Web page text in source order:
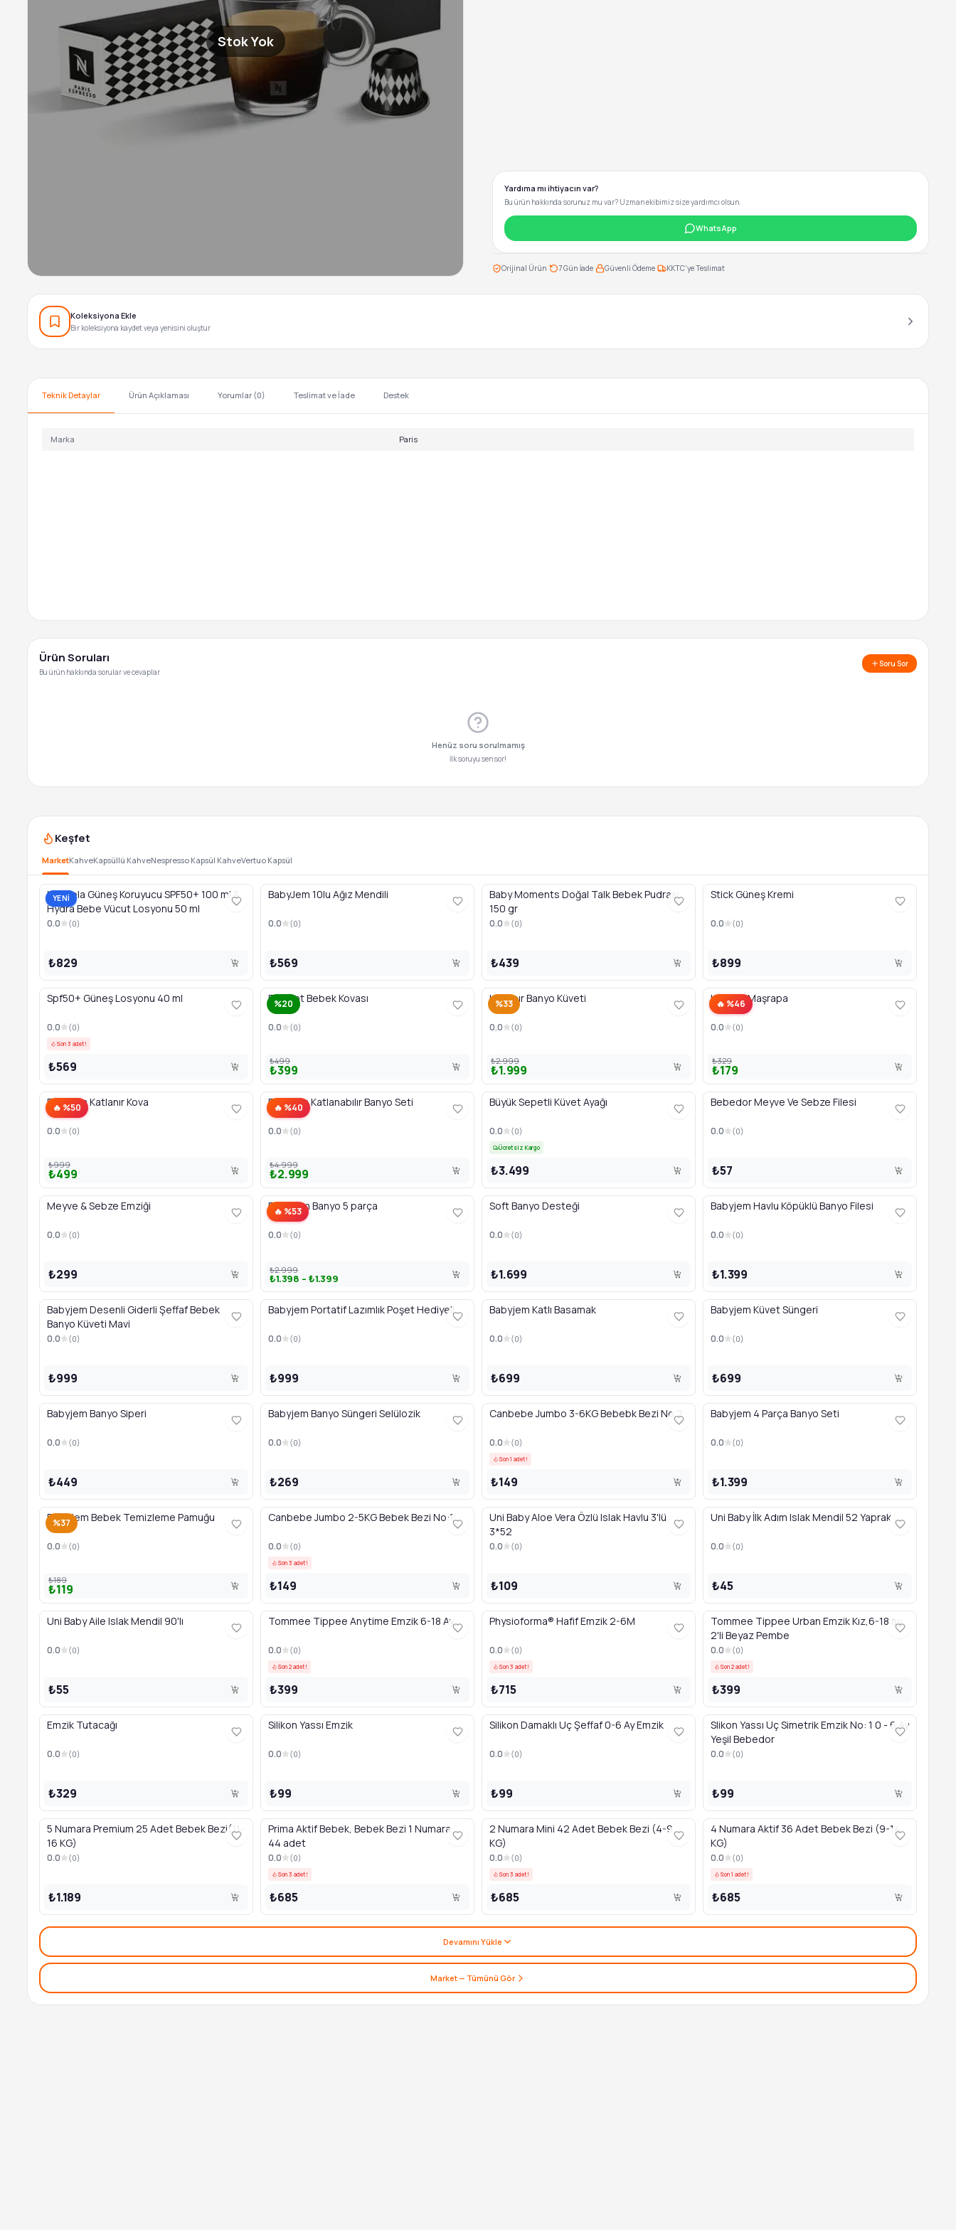
Stok Yok
Yardıma mı ihtiyacın var?
Bu ürün hakkında sorunuz mu var? Uzman ekibimiz size yardımcı olsun.
WhatsApp
Orijinal Ürün 7 Gün İade Güvenli Ödeme KKTC'ye Teslimat
Koleksiyona Ekle
Bir koleksiyona kaydet veya yenisini oluştur
Teknik Detaylar Ürün Açıklaması Yorumlar (0) Teslimat ve İade Destek
Marka Paris
Ürün Soruları
Bu ürün hakkında sorular ve cevaplar
Soru Sor
Henüz soru sorulmamış
İlk soruyu sen sor!
Keşfet
MarketKahveKapsüllü KahveNespresso Kapsül KahveVertuo Kapsül
YENİ
Mustela Güneş Koruyucu SPF50+ 100 ml &
Hydra Bebe Vücut Losyonu 50 ml
0.0 (0)
₺829
BabyJem 10lu Ağız Mendili
0.0 (0)
₺569
Baby Moments Doğal Talk Bebek Pudrası
150 gr
0.0 (0)
₺439
Stick Güneş Kremi
0.0 (0)
₺899
Spf50+ Güneş Losyonu 40 ml
0.0 (0)
Son 3 adet!
₺569
%20
Elegant Bebek Kovası
0.0 (0)
₺499
₺399
%33
Katlanır Banyo Küveti
0.0 (0)
₺2.999
₺1.999
🔥 %46
Katlanır Maşrapa
0.0 (0)
₺329
₺179
🔥 %50
Babyjem Katlanır Kova
0.0 (0)
₺999
₺499
🔥 %40
Babyjem Katlanabılır Banyo Seti
0.0 (0)
₺4.999
₺2.999
Büyük Sepetli Küvet Ayağı
0.0 (0)
Ücretsiz Kargo
₺3.499
Bebedor Meyve Ve Sebze Filesi
0.0 (0)
₺57
Meyve & Sebze Emziği
0.0 (0)
₺299
🔥 %53
BabyJem Banyo 5 parça
0.0 (0)
₺2.999
₺1.398 – ₺1.399
Soft Banyo Desteği
0.0 (0)
₺1.699
Babyjem Havlu Köpüklü Banyo Filesi
0.0 (0)
₺1.399
Babyjem Desenli Giderli Şeffaf Bebek
Banyo Küveti Mavi
0.0 (0)
₺999
Babyjem Portatif Lazımlık Poşet Hediyeli
0.0 (0)
₺999
Babyjem Katlı Basamak
0.0 (0)
₺699
Babyjem Küvet Süngeri
0.0 (0)
₺699
Babyjem Banyo Siperi
0.0 (0)
₺449
Babyjem Banyo Süngeri Selülozik
0.0 (0)
₺269
Canbebe Jumbo 3-6KG Bebebk Bezi No 2
0.0 (0)
Son 1 adet!
₺149
Babyjem 4 Parça Banyo Seti
0.0 (0)
₺1.399
%37
BabyJem Bebek Temizleme Pamuğu
0.0 (0)
₺189
₺119
Canbebe Jumbo 2-5KG Bebek Bezi No:1
0.0 (0)
Son 3 adet!
₺149
Uni Baby Aloe Vera Özlü Islak Havlu 3'lü
3*52
0.0 (0)
₺109
Uni Baby İlk Adım Islak Mendil 52 Yaprak
0.0 (0)
₺45
Uni Baby Aile Islak Mendil 90'lı
0.0 (0)
₺55
Tommee Tippee Anytime Emzik 6-18 Ay
0.0 (0)
Son 2 adet!
₺399
Physioforma® Hafif Emzik 2-6M
0.0 (0)
Son 3 adet!
₺715
Tommee Tippee Urban Emzik Kız,6-18 ay
2'li Beyaz Pembe
0.0 (0)
Son 2 adet!
₺399
Emzik Tutacağı
0.0 (0)
₺329
Silikon Yassı Emzik
0.0 (0)
₺99
Silikon Damaklı Uç Şeffaf 0-6 Ay Emzik
0.0 (0)
₺99
Slikon Yassı Uç Simetrik Emzik No: 1 0 - 6 Ay
Yeşil Bebedor
0.0 (0)
₺99
5 Numara Premium 25 Adet Bebek Bezi(11-
16 KG)
0.0 (0)
₺1.189
Prima Aktif Bebek, Bebek Bezi 1 Numara,
44 adet
0.0 (0)
Son 3 adet!
₺685
2 Numara Mini 42 Adet Bebek Bezi (4-9
KG)
0.0 (0)
Son 3 adet!
₺685
4 Numara Aktif 36 Adet Bebek Bezi (9-14
KG)
0.0 (0)
Son 1 adet!
₺685
Devamını Yükle
Market— Tümünü Gör